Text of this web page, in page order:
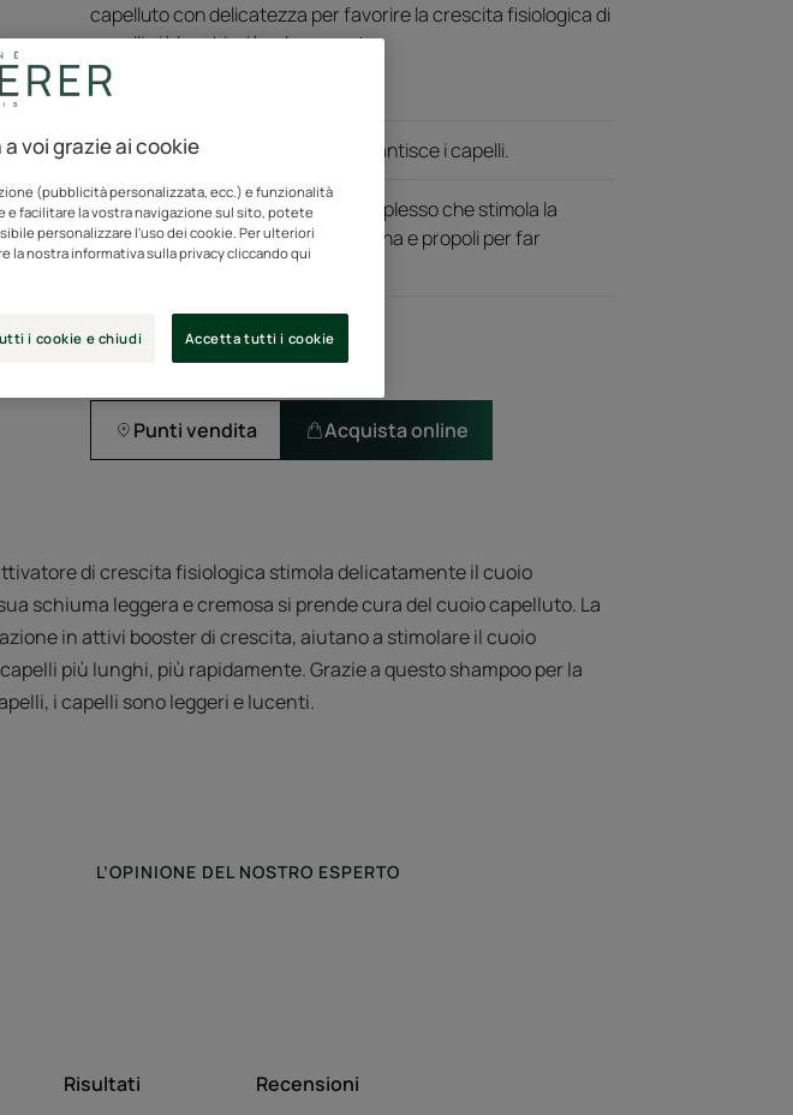
capelluto con delicatezza per favorire la crescita fisiologica di
capelli più lunghi, più velocemente.
La sua formula leggera non appesantisce i capelli.
Una formula arricchita con un complesso che stimola la
crescita fisiologica dei capelli: biotina e propoli per far
crescere i capelli più velocemente.
Tubo Tubo
200ml
Punti vendita Acquista online
di crescita fisiologica stimola delicatamente il cuoio
schiuma leggera e cremosa si prende cura del cuoio capelluto. La
in attivi booster di crescita, aiutano a stimolare il cuoio
più lunghi, più rapidamente. Grazie a questo shampoo per la
i capelli sono leggeri e lucenti.
L’OPINIONE DEL NOSTRO ESPERTO
Risultati Recensioni
voi grazie ai cookie
(pubblicità personalizzata, ecc.) e funzionalità
facilitare la vostra navigazione sul sito, potete
personalizzare l'uso dei cookie. Per ulteriori
nostra informativa sulla privacy cliccando qui
i cookie e chiudi Accetta tutti i cookie